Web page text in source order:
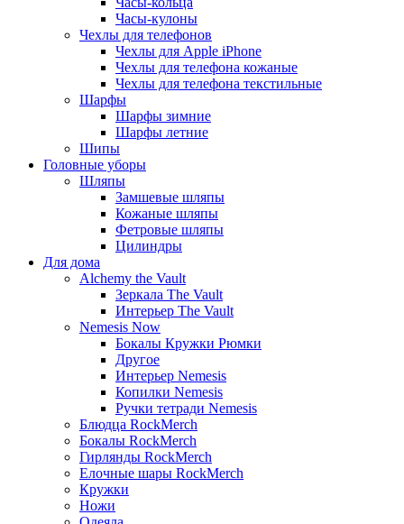
Часы-кулоны
Чехлы для телефонов
Чехлы для Apple iPhone
Чехлы для телефона кожаные
Чехлы для телефона текстильные
Шарфы
Шарфы зимние
Шарфы летние
Шипы
Головные уборы
Шляпы
Замшевые шляпы
Кожаные шляпы
Фетровые шляпы
Цилиндры
Для дома
Alchemy the Vault
Зеркала The Vault
Интерьер The Vault
Nemesis Now
Бокалы Кружки Рюмки
Другое
Интерьер Nemesis
Копилки Nemesis
Ручки тетради Nemesis
Блюдца RockMerch
Бокалы RockMerch
Гирлянды RockMerch
Елочные шары RockMerch
Кружки
Ножи